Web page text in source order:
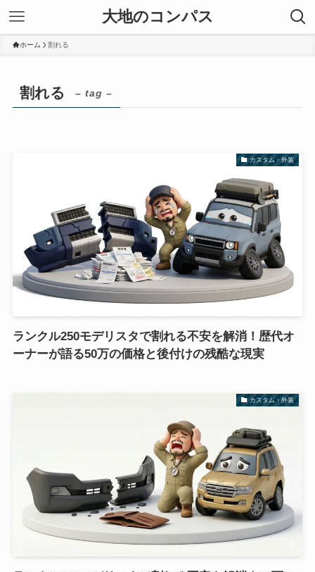
大地のコンパス
ホーム 割れる
割れる – tag –
カスタム・外装
ランクル250モデリスタで割れる不安を解消！歴代オ
ーナーが語る50万の価格と後付けの残酷な現実
カスタム・外装